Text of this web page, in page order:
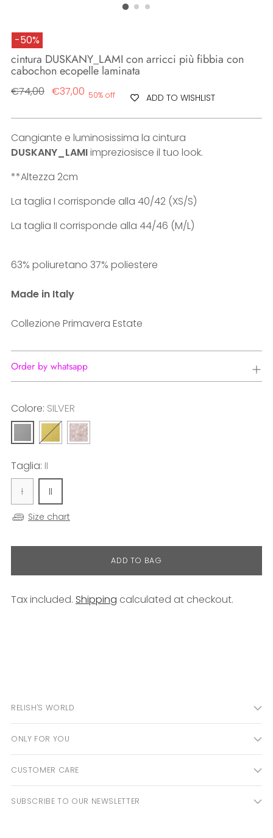
-50%
cintura DUSKANY_LAMI con arricci più fibbia con
cabochon ecopelle laminata
Regular
€74,00 €37,00 50% off ADD TO WISHLIST
Cangiante e luminosissima la cintura
DUSKANY_LAMIimpreziosisce il tuo look.
**Altezza 2cm
La taglia I corrisponde alla 40/42 (XS/S)
La taglia II corrisponde alla 44/46 (M/L)
63% poliuretano 37% poliestere
Made in Italy
Collezione Primavera Estate
Order by whatsapp
Colore: SILVER
Taglia: II
I
II
Size chart
ADD TO BAG
Tax included. Shipping calculated at checkout.
RELISH'S WORLD
ONLY FOR YOU
CUSTOMER CARE
SUBSCRIBE TO OUR NEWSLETTER